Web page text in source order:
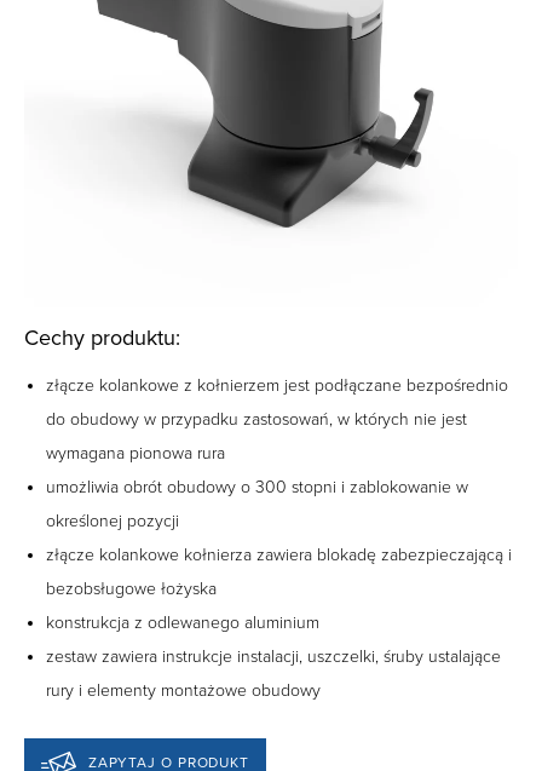
Cechy produktu:
złącze kolankowe z kołnierzem jest podłączane bezpośrednio
do obudowy w przypadku zastosowań, w których nie jest
wymagana pionowa rura
umożliwia obrót obudowy o 300 stopni i zablokowanie w
określonej pozycji
złącze kolankowe kołnierza zawiera blokadę zabezpieczającą i
bezobsługowe łożyska
konstrukcja z odlewanego aluminium
zestaw zawiera instrukcje instalacji, uszczelki, śruby ustalające
rury i elementy montażowe obudowy
ZAPYTAJ O PRODUKT